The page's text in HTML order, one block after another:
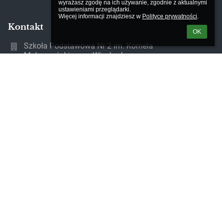
wyrażasz zgodę na ich używanie, zgodnie z aktualnymi
ustawieniami przeglądarki.
Więcej informacji znajdziesz w Polityce prywatności.
OK
Kontakt
Szkoła Podstawowa Nr 2 im. Kornela
Makuszyńskiego w Więcborku